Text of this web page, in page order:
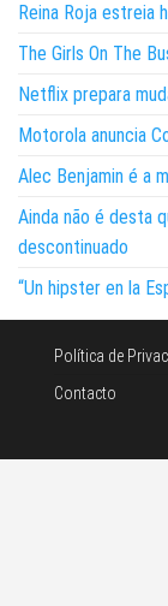
Reina Roja estreia
The Girls On The
Netflix prepara
Motorola anuncia
Alec Benjamin é a
Ainda não é desta
descontinuado
“Un hipster en la
Política de
Contacto